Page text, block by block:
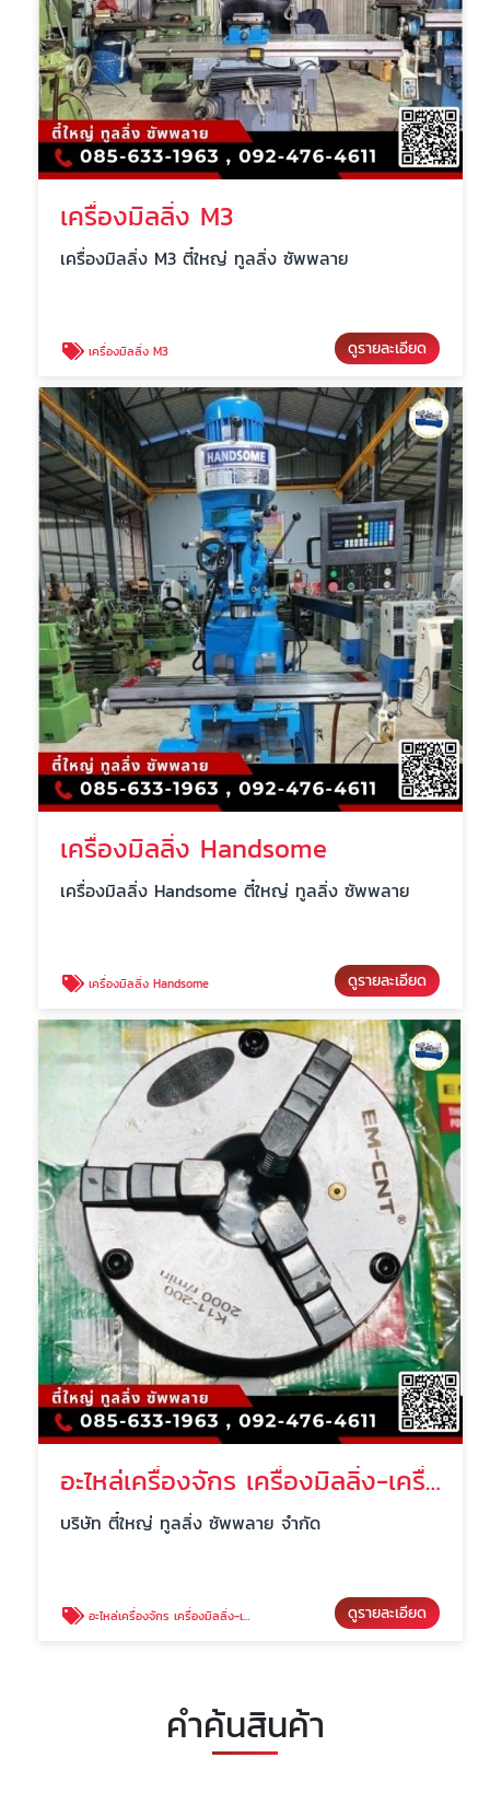
เครื่องมิลลิ่ง M3
เครื่องมิลลิ่ง M3 ตี๋ใหญ่ ทูลลิ่ง ซัพพลาย
เครื่องมิลลิ่ง M3 ดูรายละเอียด
เครื่องมิลลิ่ง Handsome
เครื่องมิลลิ่ง Handsome ตี๋ใหญ่ ทูลลิ่ง ซัพพลาย
เครื่องมิลลิ่ง Handsome ดูรายละเอียด
อะไหล่เครื่องจักร เครื่องมิลลิ่ง-เครื่องกลึง นครปฐม
บริษัท ตี๋ใหญ่ ทูลลิ่ง ซัพพลาย จำกัด
อะไหล่เครื่องจักร เครื่องมิลลิ่ง-เครื่องกลึง นครปฐม ดูรายละเอียด
คำค้นสินค้า